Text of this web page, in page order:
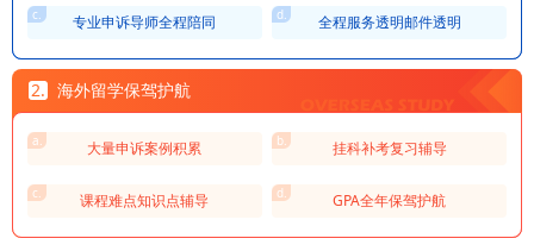
专业申诉导师全程陪同 全程服务透明邮件透明
2. 海外留学保驾护航
大量申诉案例积累 挂科补考复习辅导
课程难点知识点辅导 GPA全年保驾护航